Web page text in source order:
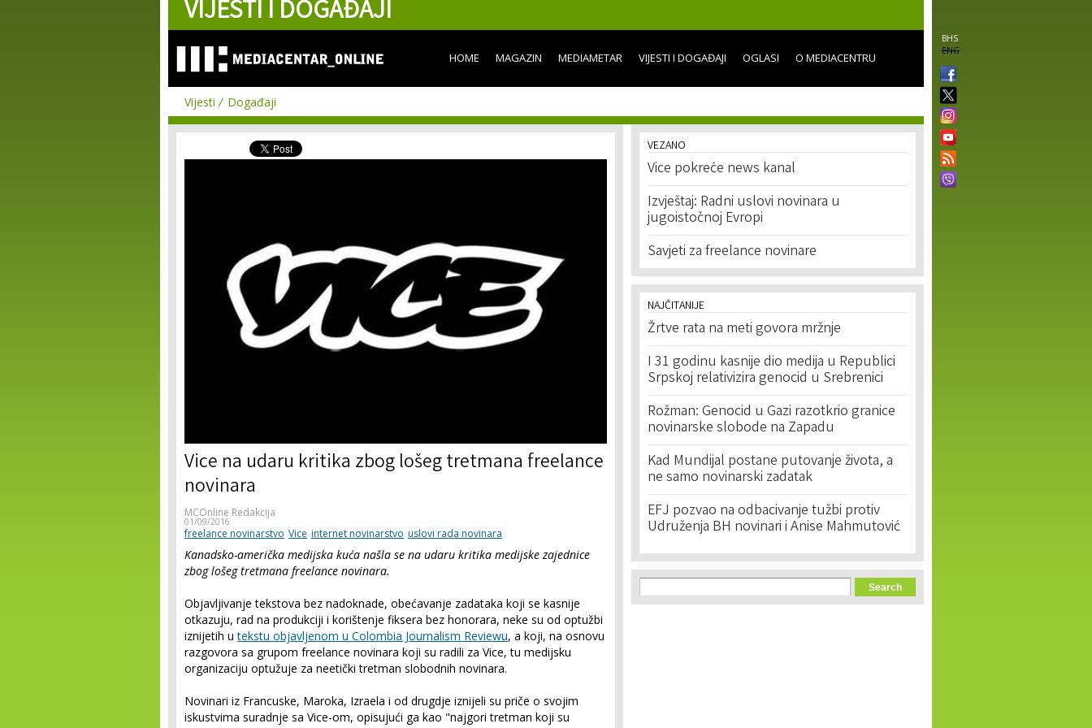
content
VIJESTI I DOGAĐAJI
BHS
ENG
HOME MAGAZIN MEDIAMETAR VIJESTI I DOGAĐAJI OGLASI O MEDIACENTRU
Vijesti Događaji
Vice na udaru kritika zbog lošeg tretmana freelance
novinara
MCOnline Redakcija
01/09/2016
freelance novinarstvo Vice internet novinarstvo uslovi rada novinara
Kanadsko-američka medijska kuća našla se na udaru kritika medijske zajednice
zbog lošeg tretmana freelance novinara.
Objavljivanje tekstova bez nadoknade, obećavanje zadataka koji se kasnije
otkazuju, rad na produkciji i korištenje fiksera bez honorara, neke su od optužbi
iznijetih utekstu objavljenom u Colombia Journalism Reviewu, a koji, na osnovu
razgovora sa grupom freelance novinara koji su radili za Vice, tu medijsku
organizaciju optužuje za neetički tretman slobodnih novinara.
Novinari iz Francuske, Maroka, Izraela i od drugdje iznijeli su priče o svojim
iskustvima suradnje sa Vice-om, opisujući ga kao "najgori tretman koji su
VEZANO
Vice pokreće news kanal
Izvještaj: Radni uslovi novinara u
jugoistočnoj Evropi
Savjeti za freelance novinare
NAJČITANIJE
Žrtve rata na meti govora mržnje
I 31 godinu kasnije dio medija u Republici
Srpskoj relativizira genocid u Srebrenici
Rožman: Genocid u Gazi razotkrio granice
novinarske slobode na Zapadu
Kad Mundijal postane putovanje života, a
ne samo novinarski zadatak
EFJ pozvao na odbacivanje tužbi protiv
Udruženja BH novinari i Anise Mahmutović
Search form
Search